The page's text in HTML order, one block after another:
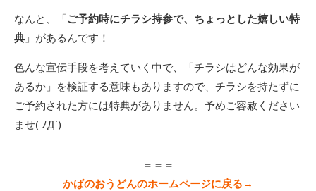
なんと、「ご予約時にチラシ持参で、ちょっとした嬉しい特
典 」があるんです！
色んな宣伝手段を考えていく中で、「チラシはどんな効果が
あるか」を検証する意味もありますので、チラシを持たずに
ご予約された方には特典がありません。予めご容赦ください
ませ( ﾉД`)
＝＝＝
かばのおうどんのホームページに戻る→